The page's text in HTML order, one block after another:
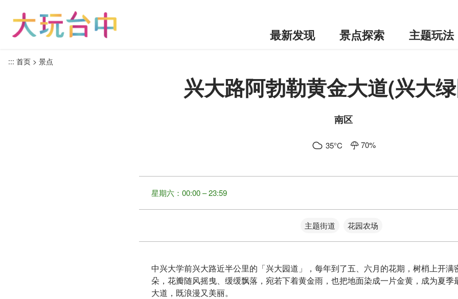
最新发现 景点探索 主题玩法
::: 首页 景点
兴大路阿勃勒黄金大道(兴大
南区
35°C 70%
星期六：00:00 – 23:59
主题街道 花园农场
中兴大学前兴大路近半公里的「兴大园道」，每年到了五、六月的花期，树梢上开满
朵，花瓣随风摇曳、缓缓飘落，宛若下着黄金雨，也把地面染成一片金黄，成为夏季
大道，既浪漫又美丽。